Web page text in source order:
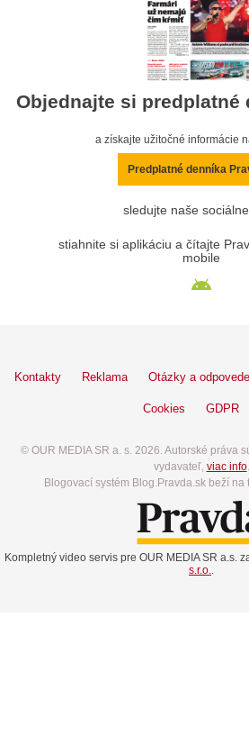
Objednajte si predplatné
a získajte užitočné informácie
Predplatné denníka
sledujte naše
stiahnite si aplikáciu a čítajte
mobile
Kontakty Reklama Otázky a odpovede
Cookies GDPR
© OUR MEDIA SR a. s. 2026. Autorské práva
vydavateľ, viac info.
Blogovací systém Blog.Pravda.sk beží na
Kompletný video servis pre OUR MEDIA SR a.s.
s.r.o.